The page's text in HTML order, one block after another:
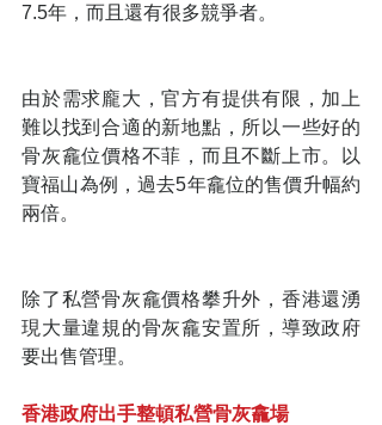
7.5年，而且還有很多競爭者。
由於需求龐大，官方有提供有限，加上
難以找到合適的新地點，所以一些好的
骨灰龕位價格不菲，而且不斷上市。以
寶福山為例，過去5年龕位的售價升幅約
兩倍。
除了私營骨灰龕價格攀升外，香港還湧
現大量違規的骨灰龕安置所，導致政府
要出售管理。
香港政府出手整頓私營骨灰龕場